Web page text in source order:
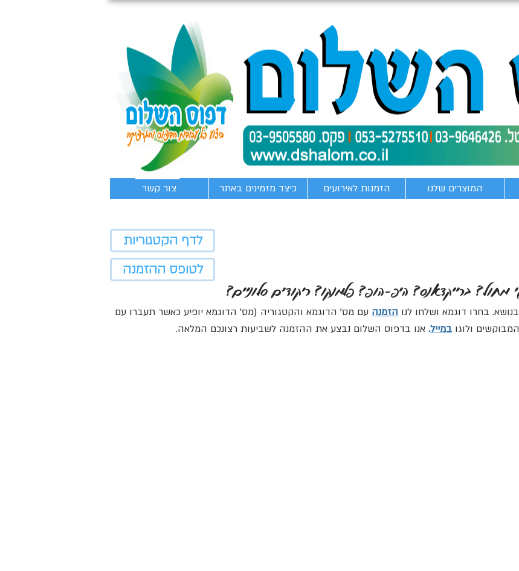
צור קשר כיצד מזמינים באתר הזמנות לאירועים המוצרים שלנו
ברייקדאנס? היפ-הופ? פלמנקו? ריקודים סלוניים?
בחרו דוגמא ושלחו לנו הזמנה עם מס' הדוגמא והקטגוריה (מס' הדוגמא יופיע כאשר תעברו עם
ולוגו במייל. אנו בדפוס השלום נבצע את ההזמנה לשביעות רצונכם המלאה.
לדף הקטגוריות
לטופס ההזמנה